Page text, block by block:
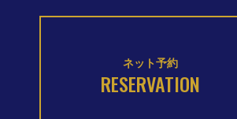
ネット予約
RESERVATION